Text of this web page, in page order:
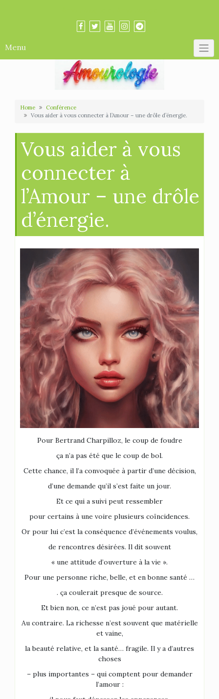
Menu
Home
Conférence
Vous aider à vous connecter à l’Amour – une drôle d’énergie.
Vous aider à vous
connecter à
l’Amour – une drôle
d’énergie.
Pour Bertrand Charpilloz, le coup de foudre
ça n’a pas été que le coup de bol.
Cette chance, il l’a convoquée à partir d’une décision,
d’une demande qu’il s’est faite un jour.
Et ce qui a suivi peut ressembler
pour certains à une voire plusieurs coïncidences.
Or pour lui c’est la conséquence d’événements voulus,
de rencontres désirées. Il dit souvent
« une attitude d’ouverture à la vie ».
Pour une personne riche, belle, et en bonne santé …
. ça coulerait presque de source.
Et bien non, ce n’est pas joué pour autant.
Au contraire. La richesse n’est souvent que matérielle
et vaine,
la beauté relative, et la santé… fragile. Il y a d’autres
choses
– plus importantes – qui comptent pour demander
l’amour :